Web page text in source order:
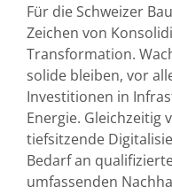
Für die Schweizer
Zeichen von
Transformation.
solide bleiben, vor
Investitionen in
Energie. Gleichzeitig
tiefsitzende
Bedarf an
umfassenden